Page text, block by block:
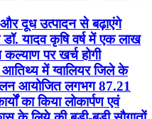
दूध उत्पादन से बढ़ाएंगे
यादव कृषि वर्ष में एक लाख
पर खर्च होगी
में ग्वालियर जिले के
आयोजित लगभग 87.21
का किया लोकार्पण एवं